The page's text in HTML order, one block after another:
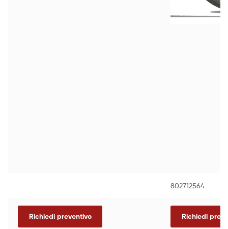
802712564
Richiedi preventivo Richiedi